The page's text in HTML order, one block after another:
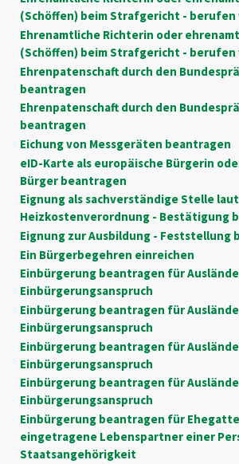
(Schöffen) beim Strafgericht - berufen
Ehrenamtliche Richterin oder
(Schöffen) beim Strafgericht - berufen
Ehrenpatenschaft durch den
beantragen
Ehrenpatenschaft durch den
beantragen
Eichung von Messgeräten beantragen
eID-Karte als europäische Bürgerin
Bürger beantragen
Eignung als sachverständige Stelle laut
Heizkostenverordnung - Bestätigung
Eignung zur Ausbildung - Feststellung
Ein Bürgerbegehren einreichen
Einbürgerung beantragen für
Einbürgerungsanspruch
Einbürgerung beantragen für
Einbürgerungsanspruch
Einbürgerung beantragen für
Einbürgerungsanspruch
Einbürgerung beantragen für
Einbürgerungsanspruch
Einbürgerung beantragen für
eingetragene Lebenspartner einer
Staatsangehörigkeit